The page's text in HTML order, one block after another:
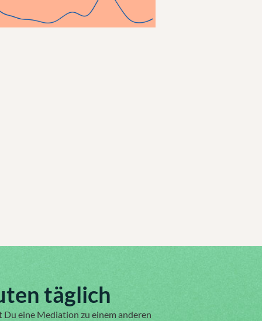
täglich
Du eine Mediation zu einem anderen